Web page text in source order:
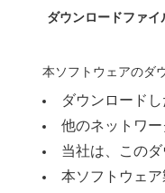
t
)
-
L
e
ダウンロードファイ
本ソフトウェアのダ
ダウンロード
他のネットワ
当社は、この
本ソフトウェ